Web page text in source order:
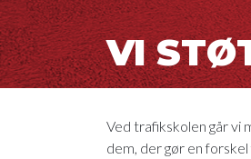
VI
Ved trafikskolen går vi
dem, der gør en